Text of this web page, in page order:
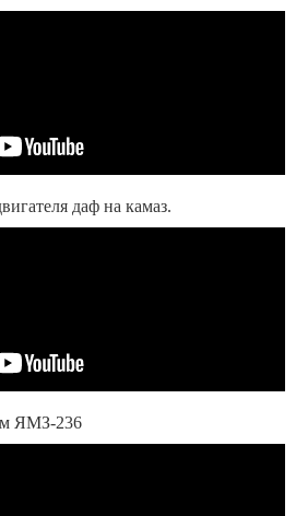
даф на камаз.
ЯМЗ-236